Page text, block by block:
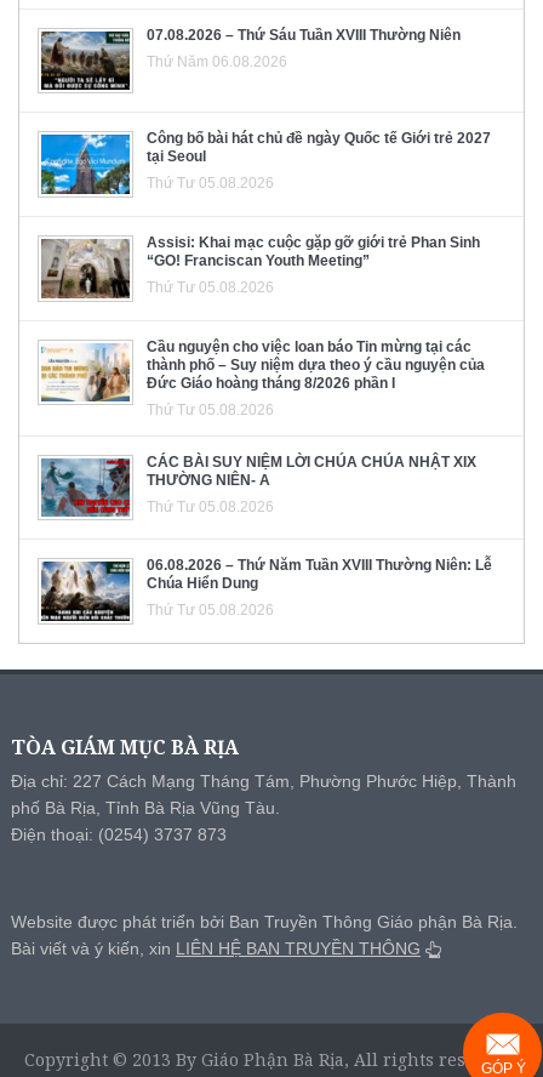
07.08.2026 – Thứ Sáu Tuần XVIII Thường Niên
Thứ Năm 06.08.2026
Công bố bài hát chủ đề ngày Quốc tế Giới trẻ 2027
tại Seoul
Thứ Tư 05.08.2026
Assisi: Khai mạc cuộc gặp gỡ giới trẻ Phan Sinh
“GO! Franciscan Youth Meeting”
Thứ Tư 05.08.2026
Cầu nguyện cho việc loan báo Tin mừng tại các
thành phố – Suy niệm dựa theo ý cầu nguyện của
Đức Giáo hoàng tháng 8/2026 phần I
Thứ Tư 05.08.2026
CÁC BÀI SUY NIỆM LỜI CHÚA CHÚA NHẬT XIX
THƯỜNG NIÊN- A
Thứ Tư 05.08.2026
06.08.2026 – Thứ Năm Tuần XVIII Thường Niên: Lễ
Chúa Hiển Dung
Thứ Tư 05.08.2026
TÒA GIÁM MỤC BÀ RỊA
Địa chỉ: 227 Cách Mạng Tháng Tám, Phường Phước Hiệp, Thành
phố Bà Rịa, Tỉnh Bà Rịa Vũng Tàu.
Điện thoại: (0254) 3737 873
Website được phát triển bởi Ban Truyền Thông Giáo phận Bà Rịa.
Bài viết và ý kiến, xin LIÊN HỆ BAN TRUYỀN THÔNG
Copyright © 2013 By Giáo Phận Bà Rịa, All rights reserved.
GÓP Ý